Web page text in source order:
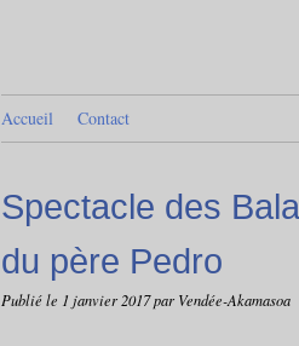
Accueil Contact
Spectacle des
du père Pedro
Publié le 1 janvier 2017par Vendée-Akamasoa